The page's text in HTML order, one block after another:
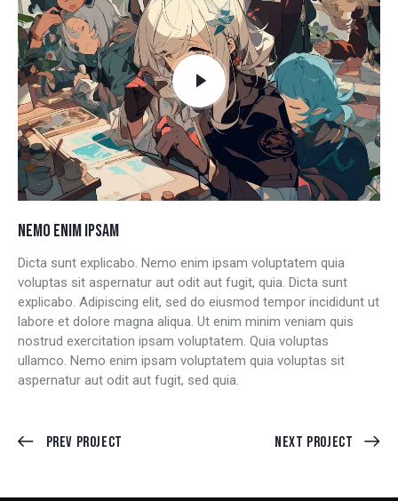
NEMO ENIM IPSAM
Dicta sunt explicabo. Nemo enim ipsam voluptatem quia
voluptas sit aspernatur aut odit aut fugit, quia. Dicta sunt
explicabo. Adipiscing elit, sed do eiusmod tempor incididunt ut
labore et dolore magna aliqua. Ut enim minim veniam quis
nostrud exercitation ipsam voluptatem. Quia voluptas
ullamco. Nemo enim ipsam voluptatem quia voluptas sit
aspernatur aut odit aut fugit, sed quia.
Prev Project Next Project